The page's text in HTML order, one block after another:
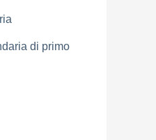
di primo